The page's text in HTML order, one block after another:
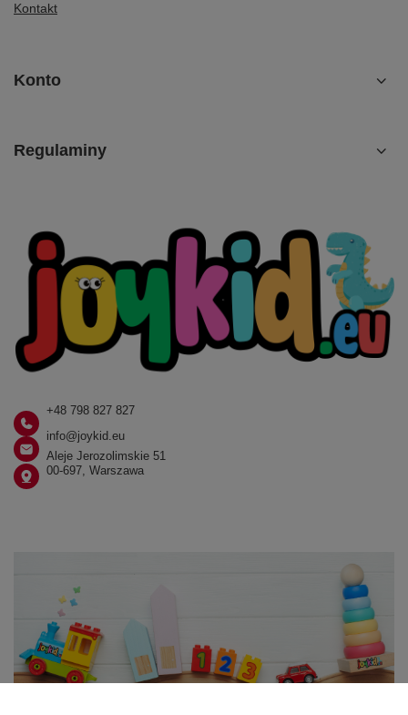
Kontakt
Konto
Regulaminy
+48 798 827 827
info@joykid.eu
Aleje Jerozolimskie 51
00-697, Warszawa